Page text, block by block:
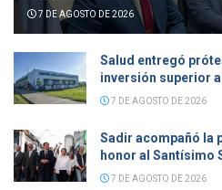
7 DE AGOSTO DE 2026
Salud entregó
inversión superior
7 DE AGOSTO DE 2026
Sadir acompañó la
honor al Santísimo
7 DE AGOSTO DE 2026